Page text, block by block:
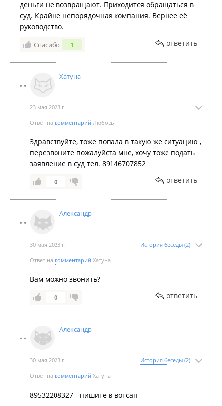
деньги не возвращают. Приходится обращаться в
суд. Крайне непорядочная компания. Вернее её
руководство.
Спасибо 1 ответить
Хатуна
23 мая 2023 г.
Ответ на комментарий Любовь
Здравствуйте, тоже попала в такую же ситуацию ,
перезвоните пожалуйста мне, хочу тоже подать
заявление в суд тел. 89146707852
0 ответить
Александр
30 мая 2023 г. История беседы (2)
Ответ на комментарий Хатуна
Вам можно звонить?
0 ответить
Александр
30 мая 2023 г. История беседы (2)
Ответ на комментарий Хатуна
89532208327 - пишите в вотсап